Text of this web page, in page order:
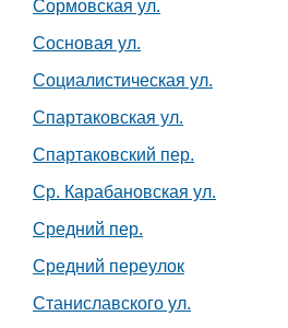
Сормовская ул.
Сосновая ул.
Социалистическая ул.
Спартаковская ул.
Спартаковский пер.
Ср. Карабановская ул.
Средний пер.
Средний переулок
Станиславского ул.